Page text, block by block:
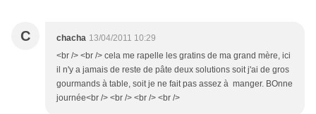
C chacha 13/04/2011 10:29
<br /> <br /> cela me rapelle les gratins de ma grand mère, ici
il n'y a jamais de reste de pâte deux solutions soit j'ai de gros
gourmands à table, soit je ne fait pas assez à manger. BOnne
journée<br /> <br /> <br /> <br />